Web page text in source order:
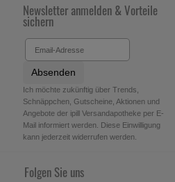
Newsletter anmelden & Vorteile
sichern
Absenden
Ich möchte zukünftig über Trends,
Schnäppchen, Gutscheine, Aktionen und
Angebote der ipill Versandapotheke per E-
Mail informiert werden. Diese Einwilligung
kann jederzeit widerrufen werden.
Folgen Sie uns